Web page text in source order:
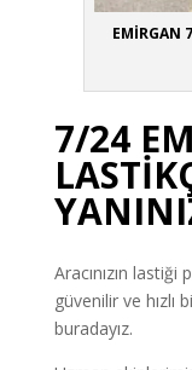
EMİRGAN
7/24
Aracınızın lastiği
güvenilir ve hızlı
buradayız.